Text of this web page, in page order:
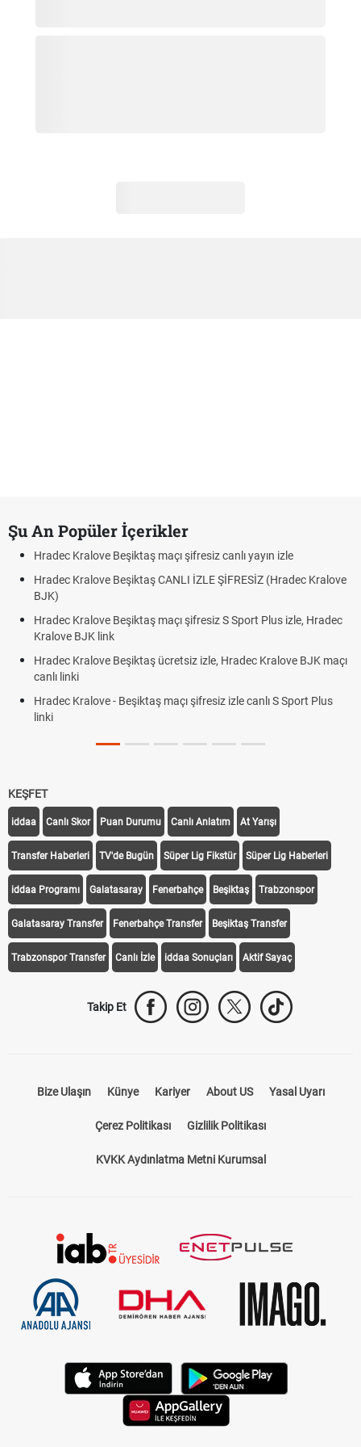
Şu An Popüler İçerikler
Kralove Beşiktaş maçı şifresiz canlı yayın izle
Kralove Beşiktaş CANLI İZLE ŞİFRESİZ (Hradec Kralove
Kralove Beşiktaş maçı şifresiz S Sport Plus izle, Hradec
BJK link
Kralove Beşiktaş ücretsiz izle, Hradec Kralove BJK maçı
linki
Kralove - Beşiktaş maçı şifresiz izle canlı S Sport Plus
KEŞFET
iddaa Canlı Skor Puan Durumu Canlı Anlatım At Yarışı
Transfer Haberleri TV'de Bugün Süper Lig Fikstür Süper Lig Haberleri
iddaa Programı Galatasaray Fenerbahçe Beşiktaş Trabzonspor
Galatasaray Transfer Fenerbahçe Transfer Beşiktaş Transfer
Trabzonspor Transfer Canlı İzle iddaa Sonuçları Aktif Sayaç
Takip Et
Bize Ulaşın Künye Kariyer About US Yasal Uyarı
Çerez Politikası Gizlilik Politikası
KVKK Aydınlatma Metni Kurumsal